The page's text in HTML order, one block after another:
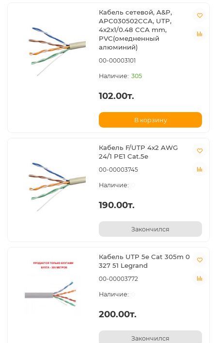
Кабель сетевой, A&P,
APC030502CCA, UTP,
4x2x1/0.48 CCA mm,
PVC(омедненный
алюминий)
00-00003101
305
102.00т.
В корзину
Кабель F/UTP 4x2 AWG
24/1 PE1 Cat.5e
00-00003745
190.00т.
Закончился
Кабель UTP 5e Cat 305m 0
327 51 Legrand
00-00003772
200.00т.
Закончился